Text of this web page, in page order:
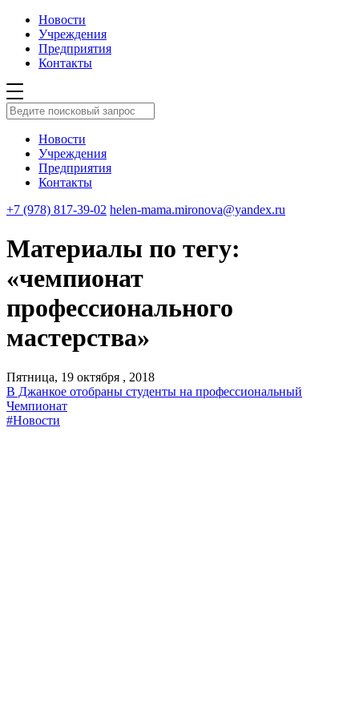
Новости
Учреждения
Предприятия
Контакты
Новости
Учреждения
Предприятия
Контакты
+7 (978) 817-39-02 helen-mama.mironova@yandex.ru
Материалы по тегу:
«чемпионат
профессионального
мастерства»
Пятница, 19 октября , 2018
В Джанкое отобраны студенты на профессиональный
Чемпионат
#Новости